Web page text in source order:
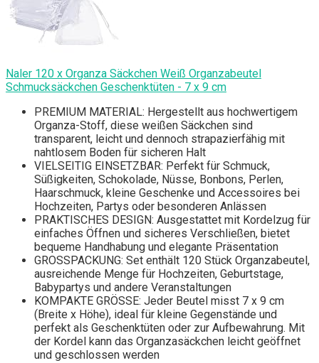
Naler 120 x Organza Säckchen Weiß Organzabeutel
Schmucksäckchen Geschenktüten - 7 x 9 cm
PREMIUM MATERIAL: Hergestellt aus hochwertigem
Organza-Stoff, diese weißen Säckchen sind
transparent, leicht und dennoch strapazierfähig mit
nahtlosem Boden für sicheren Halt
VIELSEITIG EINSETZBAR: Perfekt für Schmuck,
Süßigkeiten, Schokolade, Nüsse, Bonbons, Perlen,
Haarschmuck, kleine Geschenke und Accessoires bei
Hochzeiten, Partys oder besonderen Anlässen
PRAKTISCHES DESIGN: Ausgestattet mit Kordelzug für
einfaches Öffnen und sicheres Verschließen, bietet
bequeme Handhabung und elegante Präsentation
GROSSPACKUNG: Set enthält 120 Stück Organzabeutel,
ausreichende Menge für Hochzeiten, Geburtstage,
Babypartys und andere Veranstaltungen
KOMPAKTE GRÖSSE: Jeder Beutel misst 7 x 9 cm
(Breite x Höhe), ideal für kleine Gegenstände und
perfekt als Geschenktüten oder zur Aufbewahrung. Mit
der Kordel kann das Organzasäckchen leicht geöffnet
und geschlossen werden